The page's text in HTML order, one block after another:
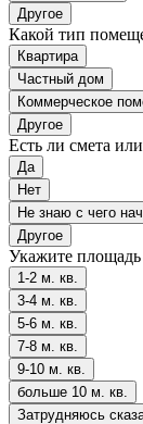
Другое
Какой тип
Квартира
Частный дом
Коммерческое
Другое
Есть ли смета
Да
Нет
Не знаю с чего
Другое
Укажите
1-2 м. кв.
3-4 м. кв.
5-6 м. кв.
7-8 м. кв.
9-10 м. кв.
больше 10 м. кв.
Затрудняюсь